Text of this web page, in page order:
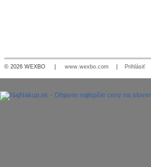
© 2026 WEXBO | www.wexbo.com Prihlásiť